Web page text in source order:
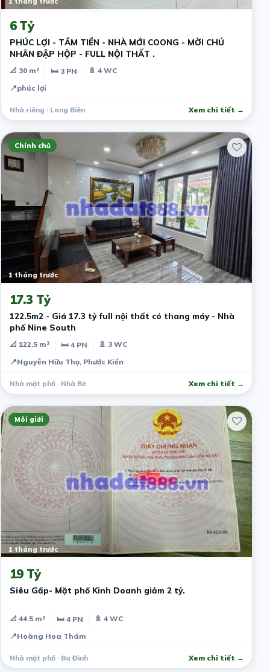
6 Tỷ
PHÚC LỢI - TẦM TIỀN - NHÀ MỚI COONG - MỜI CHỦ
NHÂN ĐẬP HỘP - FULL NỘI THẤT .
📐 30 m² 🛏 3 PN
🚿 4 WC
📍phúc lợi
Nhà riêng · Long Biên Xem chi tiết →
Chính chủ
1 tháng trước
17.3 Tỷ
122.5m2 - Giá 17.3 tỷ full nội thất có thang máy - Nhà
phố Nine South
📐 122.5 m² 🛏 4 PN
🚿 3 WC
📍Nguyễn Hữu Thọ, Phước Kiển
Nhà mặt phố · Nhà Bè Xem chi tiết →
Môi giới
1 tháng trước
19 Tỷ
Siêu Gấp- Mặt phố Kinh Doanh giảm 2 tỷ.
📐 44.5 m² 🛏 4 PN
🚿 4 WC
📍Hoàng Hoa Thám
Nhà mặt phố · Ba Đình Xem chi tiết →